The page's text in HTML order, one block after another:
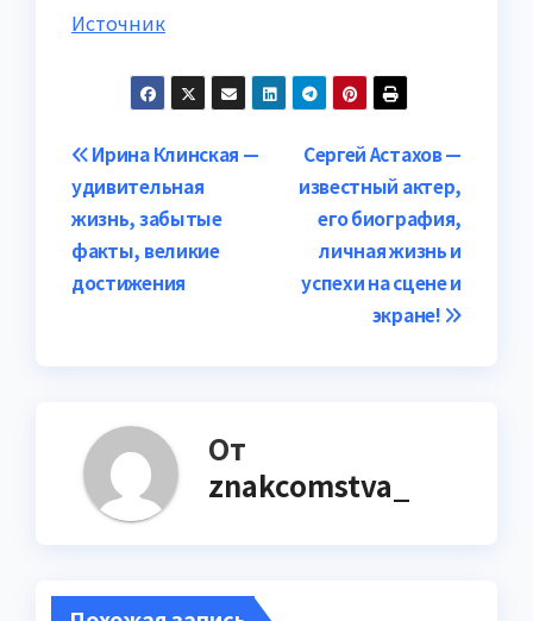
Источник
Навигация
по
записям
Сергей Астахов —
известный актер,
его биография,
личная жизнь и
успехи на сцене и
экране!
Ирина Клинская —
удивительная
жизнь, забытые
факты, великие
достижения
От
znakcomstva_